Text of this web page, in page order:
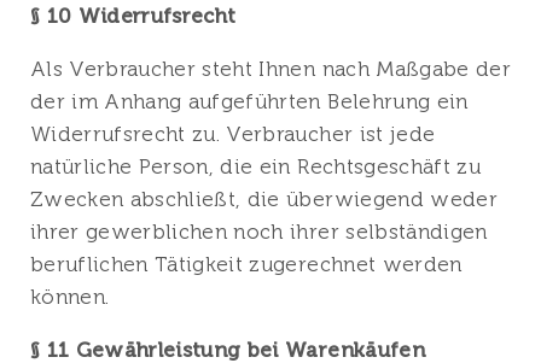
§ 10 Widerrufsrecht
Als Verbraucher steht Ihnen nach Maßgabe der
der im Anhang aufgeführten Belehrung ein
Widerrufsrecht zu. Verbraucher ist jede
natürliche Person, die ein Rechtsgeschäft zu
Zwecken abschließt, die überwiegend weder
ihrer gewerblichen noch ihrer selbständigen
beruflichen Tätigkeit zugerechnet werden
können.
§ 11 Gewährleistung bei Warenkäufen